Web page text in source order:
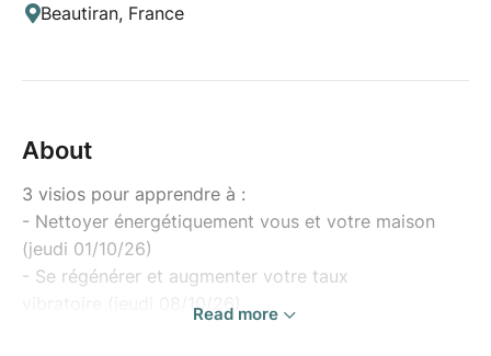
Beautiran, France
About
3 visios pour apprendre à :
- Nettoyer énergétiquement vous et votre maison
(jeudi 01/10/26)
- Se régénérer et augmenter votre taux
vibratoire (jeudi 08/10/26)Read more